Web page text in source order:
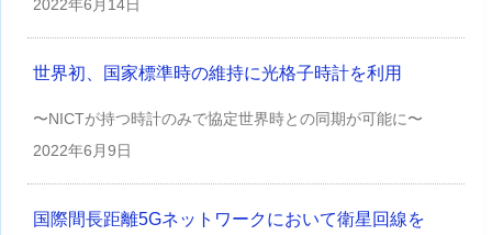
2022年6月14日
世界初、国家標準時の維持に光格子時計を利用
〜NICTが持つ時計のみで協定世界時との同期が可能に〜
2022年6月9日
国際間長距離5Gネットワークにおいて衛星回線を